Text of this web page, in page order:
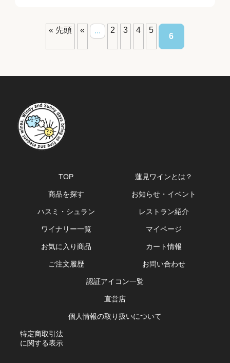
« 先頭 « ... 2 3 4 5
6
TOP 蓮見ワインとは？
商品を探す お知らせ・イベント
ハスミ・シュラン レストラン紹介
ワイナリー一覧 マイページ
お気に入り商品 カート情報
ご注文履歴 お問い合わせ
認証アイコン一覧
直営店
個人情報の取り扱いについて
特定商取引法
に関する表示